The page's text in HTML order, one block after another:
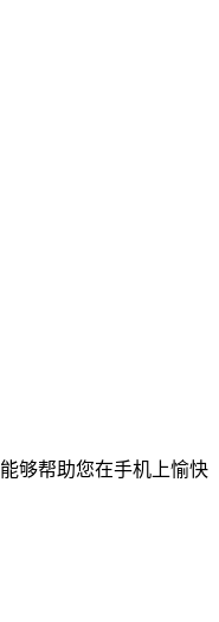
够帮助您在手机上愉快